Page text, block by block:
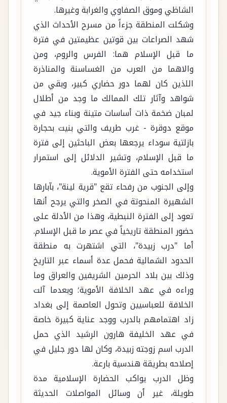
الشاظي وموق الصفاوي والغرابة وغيرها.
وشكلت المنطقة جزءاً من مسرح الأحداث الذي
شهد الصراعات بين قوتين عظيمتين في فترة
ما قبل الإسلام هما: الفرس والروم، ومن
والاهما من العرب من الغساسنة والمناذرة
اللذين كان لهما دور حضاري كبير، وبقي من
شواهد وآثار تلك الممالك ما وجد من أطلال
لمبان ضخمة ذات أساسات متينة وبناء جيد في
موقع دوقرة - غرب طريف والتي بنيت بحجارة
بازلتية سوداء يرجعها بعض الباحثين إلى فترة
ما قبل الإسلام، وتشير الدلائل إلى استمرار
استخدامه حتى الفترة الأموية.
وإلى الجنوب من رفحاء تقع "قرية لينة"، بآبارها
الشهيرة المنحوتة في الصخر والتي يرجح أنها
تعود إلى الفترة النبطية، وهذا من الأدلة على
حضور المنطقة تاريخياً في عصر ما قبل الإسلام.
أما "درب زبيدة"، التي اشتهرت به منطقة
الحدود الشمالية فحمل عدة أسماء عبر التاريخ
وذلك بين بلاد الحرمين الشريفين والعراق وما
وراءه في عهد الخلافة الأموية؛ وبعدما آلت
الخلافة للعباسيين وتحول العاصمة إلى بغداد
زاد اهتمامهم بالدرب ووجد عناية كبيرة خاصة
في عهد الخليفة هارون الرشيد الذي حمل
الدرب اسم زوجته زبيدة، وكان لها دور جليل في
إصلاحه بطريقة هندسية بارعة.
وظل الدرب يواكب الحضارة الإسلامية مدة
طويلة، غير أن وسائل المواصلات الحديثة